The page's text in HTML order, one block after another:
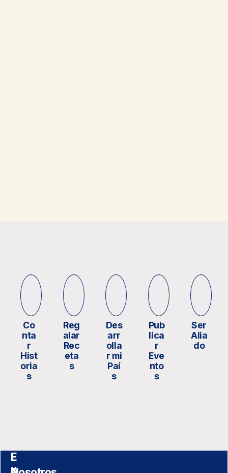
Co
nta
r
Hist
oria
s
Reg
alar
Rec
eta
s
Des
arr
olla
r mi
Paí
s
Pub
lica
r
Eve
nto
s
Ser
Alia
do
E
x